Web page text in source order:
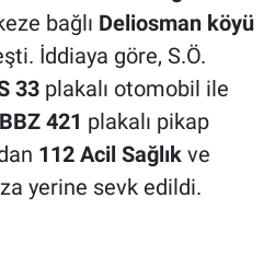
bağlı Deliosman köyü
İddiaya göre, S.Ö.
33plakalı otomobil ile
421 plakalı pikap
112 Acil Sağlıkve
yerine sevk edildi.